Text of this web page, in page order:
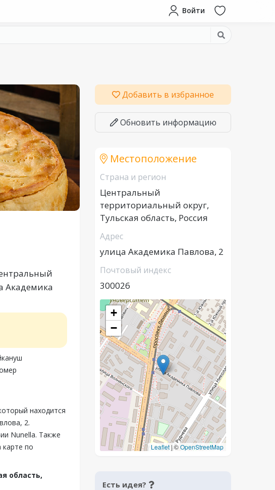
Войти
Академика
находится
2.
Nunella. Также
по
область,
Добавить в избранное
Обновить информацию
Местоположение
Страна и регион
Центральный
территориальный округ,
Тульская область, Россия
Адрес
улица Академика Павлова, 2
Почтовый индекс
300026
+
−
Leaflet |©OpenStreetMap
Есть идея?